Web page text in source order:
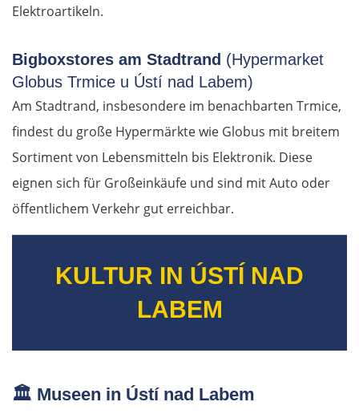
Elektroartikeln.
Bigboxstores am Stadtrand (Hypermarket
Globus Trmice u Ústí nad Labem)
Am Stadtrand, insbesondere im benachbarten Trmice,
findest du große Hypermärkte wie Globus mit breitem
Sortiment von Lebensmitteln bis Elektronik. Diese
eignen sich für Großeinkäufe und sind mit Auto oder
öffentlichem Verkehr gut erreichbar.
KULTUR IN ÚSTÍ NAD
LABEM
🏛️ Museen in Ústí nad Labem